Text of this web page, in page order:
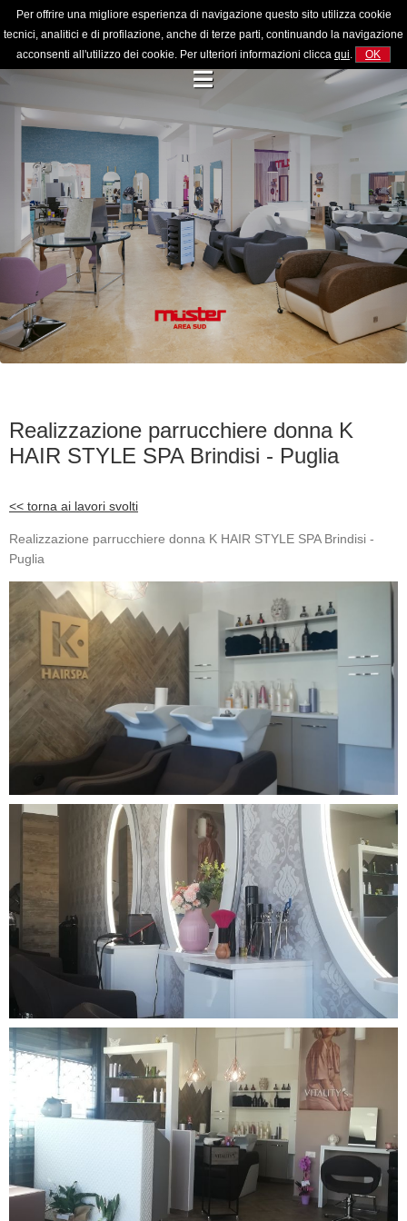
Per offrire una migliore esperienza di navigazione questo sito utilizza cookie
tecnici, analitici e di profilazione, anche di terze parti, continuando la navigazione
acconsenti all'utilizzo dei cookie. Per ulteriori informazioni clicca qui. OK
Realizzazione parrucchiere donna K
HAIR STYLE SPA Brindisi - Puglia
<< torna ai lavori svolti
Realizzazione parrucchiere donna K HAIR STYLE SPA Brindisi -
Puglia